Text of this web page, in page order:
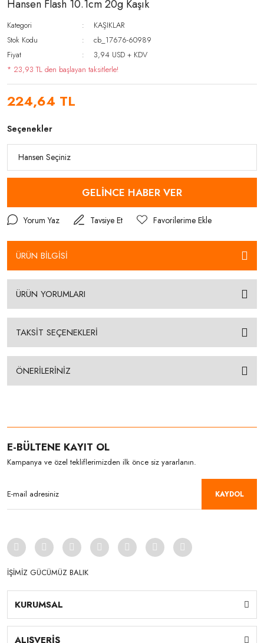
Hansen Flash 10.1cm 20g Kaşık
Kategori
KAŞIKLAR
Stok Kodu
cb_17676-60989
Fiyat
3,94 USD + KDV
* 23,93 TL den başlayan taksitlerle!
224,64 TL
Seçenekler
GELİNCE HABER VER
Yorum Yaz Tavsiye Et
ÜRÜN BİLGİSİ
ÜRÜN YORUMLARI
TAKSİT SEÇENEKLERİ
ÖNERİLERİNİZ
E-BÜLTENE KAYIT OL
Kampanya ve özel tekliflerimizden ilk önce siz yararlanın.
KAYDOL
İŞİMİZ GÜCÜMÜZ BALIK
KURUMSAL
ALIŞVERİŞ